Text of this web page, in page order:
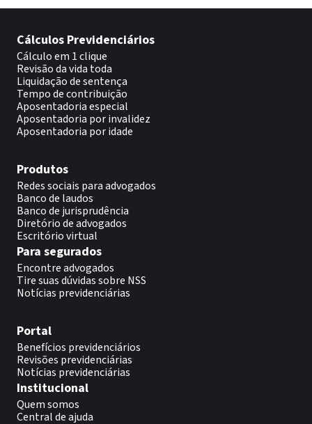
Cálculos Previdenciários
Cálculo em 1 clique
Revisão da vida toda
Liquidação de sentença
Tempo de contribuição
Aposentadoria especial
Aposentadoria por invalidez
Aposentadoria por idade
Produtos
Redes sociais para advogados
Banco de laudos
Banco de jurisprudência
Diretório de advogados
Escritório virtual
Para segurados
Encontre advogados
Tire suas dúvidas sobre NSS
Notícias previdenciárias
Portal
Benefícios previdenciários
Revisões previdenciárias
Notícias previdenciárias
Institucional
Quem somos
Central de ajuda